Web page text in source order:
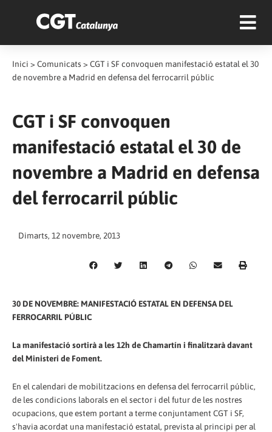
Inici > Comunicats > CGT i SF convoquen manifestació estatal el 30
de novembre a Madrid en defensa del ferrocarril públic
CGT i SF convoquen
manifestació estatal el 30 de
novembre a Madrid en defensa
del ferrocarril públic
Dimarts, 12 novembre, 2013
30 DE NOVEMBRE: MANIFESTACIÓ ESTATAL EN DEFENSA DEL
FERROCARRIL PÚBLIC
La manifestació sortirà a les 12h de Chamartín i finalitzarà davant
del Ministeri de Foment.
En el calendari de mobilitzacions en defensa del ferrocarril públic,
de les condicions laborals en el sector i del futur de les nostres
ocupacions, que estem portant a terme conjuntament CGT i SF,
s'havia acordat una manifestació estatal, prevista al principi per al